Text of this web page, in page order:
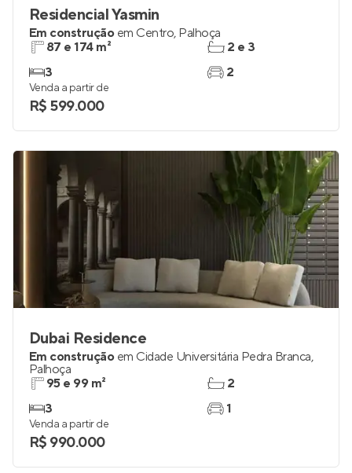
Residencial Yasmin
Em construção em Centro, Palhoça
87 e 174 m²
3
2 e 3
2
Venda a partir de
R$ 599.000
Dubai Residence
Em construção em Cidade Universitária Pedra Branca,
Palhoça
95 e 99 m²
3
2
1
Venda a partir de
R$ 990.000